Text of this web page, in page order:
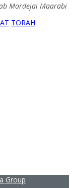
Mordejai Maarabi
TORAH
Group